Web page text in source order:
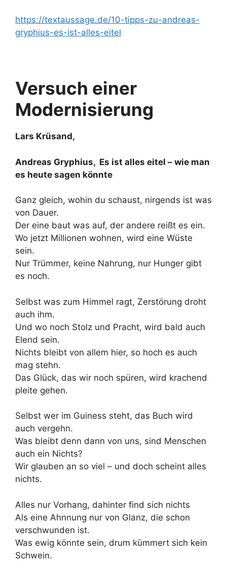
https://textaussage.de/10-tipps-zu-andreas-
gryphius-es-ist-alles-eitel
Versuch einer
Modernisierung
Lars Krüsand,
Andreas Gryphius, Es ist alles eitel – wie man
es heute sagen könnte
Ganz gleich, wohin du schaust, nirgends ist was
von Dauer.
Der eine baut was auf, der andere reißt es ein.
Wo jetzt Millionen wohnen, wird eine Wüste
sein.
Nur Trümmer, keine Nahrung, nur Hunger gibt
es noch.
Selbst was zum Himmel ragt, Zerstörung droht
auch ihm.
Und wo noch Stolz und Pracht, wird bald auch
Elend sein.
Nichts bleibt von allem hier, so hoch es auch
mag stehn.
Das Glück, das wir noch spüren, wird krachend
pleite gehen.
Selbst wer im Guiness steht, das Buch wird
auch vergehn.
Was bleibt denn dann von uns, sind Menschen
auch ein Nichts?
Wir glauben an so viel – und doch scheint alles
nichts.
Alles nur Vorhang, dahinter find sich nichts
Als eine Ahnnung nur von Glanz, die schon
verschwunden ist.
Was ewig könnte sein, drum kümmert sich kein
Schwein.